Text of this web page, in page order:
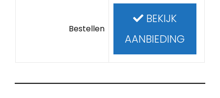
Bestellen
BEKIJK
AANBIEDING